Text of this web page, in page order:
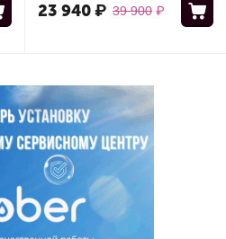
39 900 ₽
23 940₽